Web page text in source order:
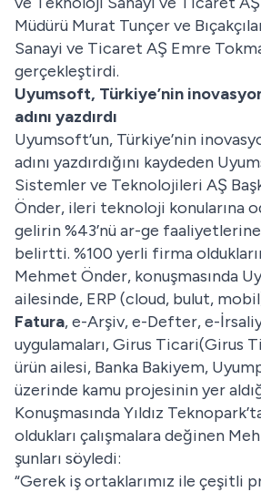
Müdürü Murat Tunçer ve
Sanayi ve Ticaret AŞ Emre
gerçekleştirdi.
Uyumsoft, Türkiye’nin
adını yazdırdı
Uyumsoft’un, Türkiye’nin
adını yazdırdığını kaydeden
Sistemler ve Teknolojileri AŞ
Önder, ileri teknoloji konularına
gelirin %43’nü ar-ge faaliyetlerine
belirtti. %100 yerli firma
Mehmet Önder, konuşmasında
ailesinde, ERP (cloud, bulut,
Fatura, e-Arşiv, e-Defter, e-
uygulamaları, Girus Ticari(Girus
ürün ailesi, Banka Bakiyem,
üzerinde kamu projesinin yer
Konuşmasında Yıldız
oldukları çalışmalara değinen
şunları söyledi:
“Gerek iş ortaklarımız ile çeşitli